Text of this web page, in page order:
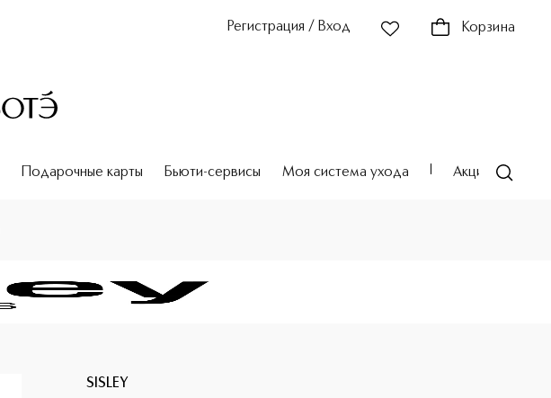
Регистрация / Вход Корзина
Подарочные карты Бьюти-сервисы Моя система ухода Акции
SISLEY